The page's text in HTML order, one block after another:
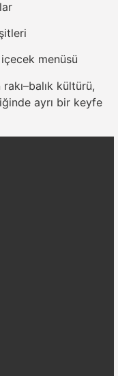
menüsü
kültürü,
ayrı bir keyfe